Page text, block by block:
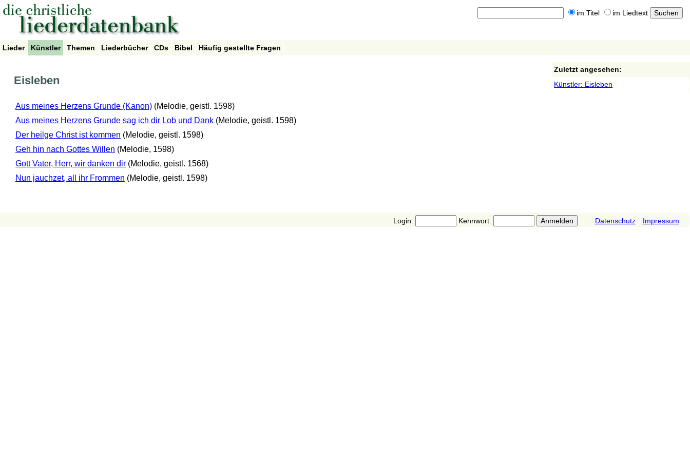
im Titel im Liedtext
Lieder Künstler Themen Liederbücher CDs Bibel Häufig gestellte Fragen
Eisleben
Aus meines Herzens Grunde (Kanon) (Melodie, geistl. 1598)
Aus meines Herzens Grunde sag ich dir Lob und Dank (Melodie, geistl. 1598)
Der heilge Christ ist kommen (Melodie, geistl. 1598)
Geh hin nach Gottes Willen (Melodie, 1598)
Gott Vater, Herr, wir danken dir (Melodie, geistl. 1568)
Nun jauchzet, all ihr Frommen (Melodie, geistl. 1598)
Zuletzt angesehen:
Künstler: Eisleben
Login: Kennwort: Datenschutz Impressum